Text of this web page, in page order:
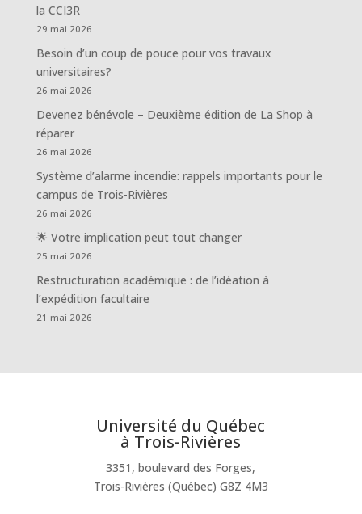
la CCI3R
29 mai 2026
Besoin d’un coup de pouce pour vos travaux
universitaires?
26 mai 2026
Devenez bénévole – Deuxième édition de La Shop à
réparer
26 mai 2026
Système d’alarme incendie: rappels importants pour le
campus de Trois-Rivières
26 mai 2026
🌟 Votre implication peut tout changer
25 mai 2026
Restructuration académique : de l’idéation à
l’expédition facultaire
21 mai 2026
Université du Québec
à Trois-Rivières
3351, boulevard des Forges,
Trois-Rivières (Québec) G8Z 4M3